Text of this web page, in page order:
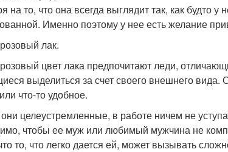
на то, что она всегда выглядит так, как будто
Именно поэтому у нее есть желание
лак.
цвет лака предпочитают леди,
выделиться за счет своего внешнего вида.
что-то удобное.
целеустремленные, в работе ничем не
чтобы ее муж или любимый мужчина не
то, что легко дается ей, может вызывать